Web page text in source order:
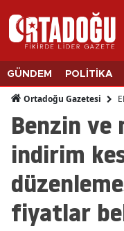
GÜNDEM POLİTİKA
Ortadoğu Gazetesi
Benzin
indirim
fiyatlar